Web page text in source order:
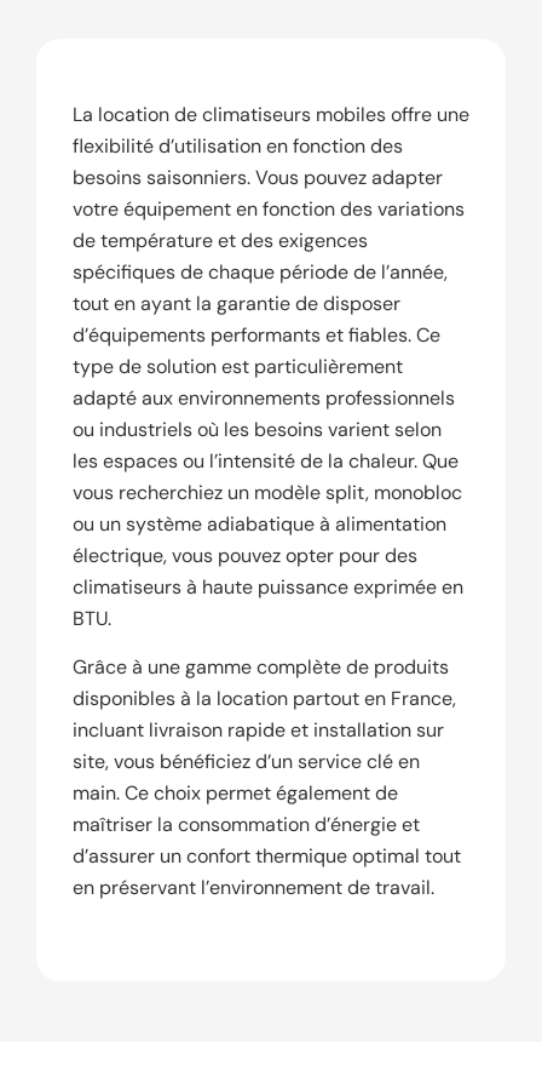
La location de climatiseurs mobiles offre une
flexibilité d’utilisation en fonction des
besoins saisonniers. Vous pouvez adapter
votre équipement en fonction des variations
de température et des exigences
spécifiques de chaque période de l’année,
tout en ayant la garantie de disposer
d’équipements performants et fiables. Ce
type de solution est particulièrement
adapté aux environnements professionnels
ou industriels où les besoins varient selon
les espaces ou l’intensité de la chaleur. Que
vous recherchiez un modèle split, monobloc
ou un système adiabatique à alimentation
électrique, vous pouvez opter pour des
climatiseurs à haute puissance exprimée en
BTU.
Grâce à une gamme complète de produits
disponibles à la location partout en France,
incluant livraison rapide et installation sur
site, vous bénéficiez d’un service clé en
main. Ce choix permet également de
maîtriser la consommation d’énergie et
d’assurer un confort thermique optimal tout
en préservant l’environnement de travail.